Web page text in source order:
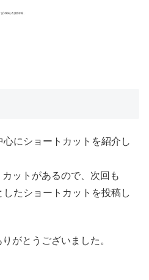
にショートカットを紹介し
ットがあるので、次回も
したショートカットを投稿し
がとうございました。